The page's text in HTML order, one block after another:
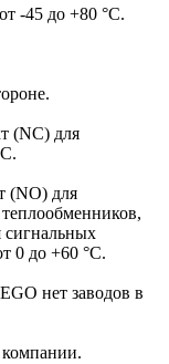
-45 до +80 °C.
(NC) для
(NO) для
сигнальных
0 до +60 °C.
нет заводов в